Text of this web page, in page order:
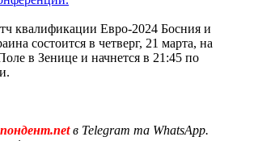
квалификации Евро-2024 Босния и
состоится в четверг, 21 марта, на
в Зенице и начнется в 21:45 по
в Telegram та WhatsApp.